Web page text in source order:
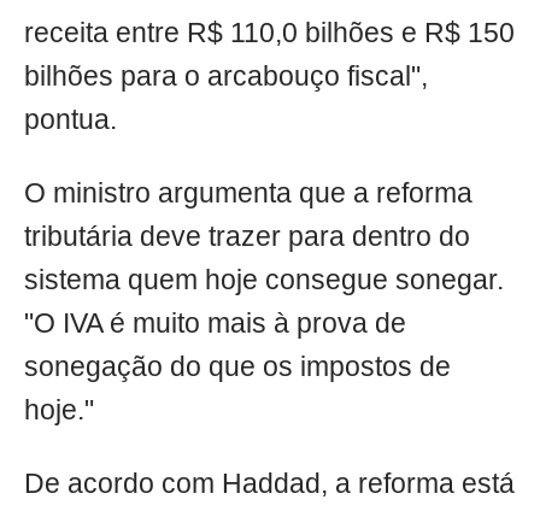
receita entre R$ 110,0 bilhões e R$ 150
bilhões para o arcabouço fiscal",
pontua.
O ministro argumenta que a reforma
tributária deve trazer para dentro do
sistema quem hoje consegue sonegar.
"O IVA é muito mais à prova de
sonegação do que os impostos de
hoje."
De acordo com Haddad, a reforma está